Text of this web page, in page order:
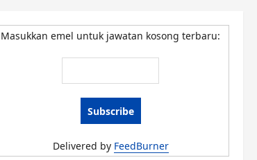
Masukkan emel untuk jawatan kosong terbaru:
Delivered by FeedBurner